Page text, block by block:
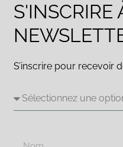
S'INSCRIRE
S’inscrire pour recevoir